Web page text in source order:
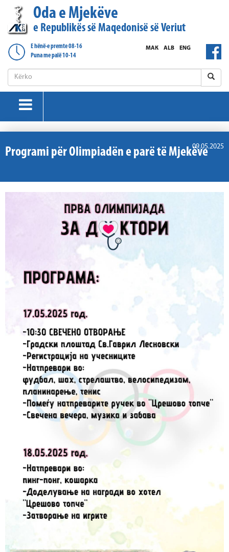
Oda e Mjekëve
e Republikës së Maqedonisë së Veriut
E hënë-e premte 08-16
Puna me palë 10-14
ENG
ALB
МАК
09.05.2025
Programi për Olimpiadën e parë të Mjekëve